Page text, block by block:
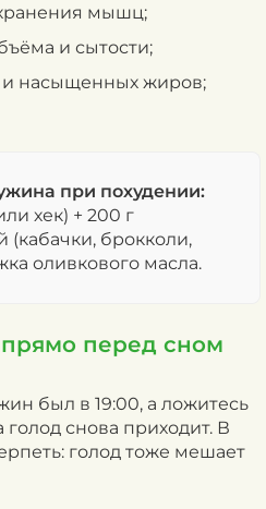
мышц;
и сытости;
насыщенных жиров;
при похудении:
хек) + 200 г
брокколи,
оливкового масла.
прямо перед сном
был в 19:00, а ложитесь
голод снова приходит. В
голод тоже мешает